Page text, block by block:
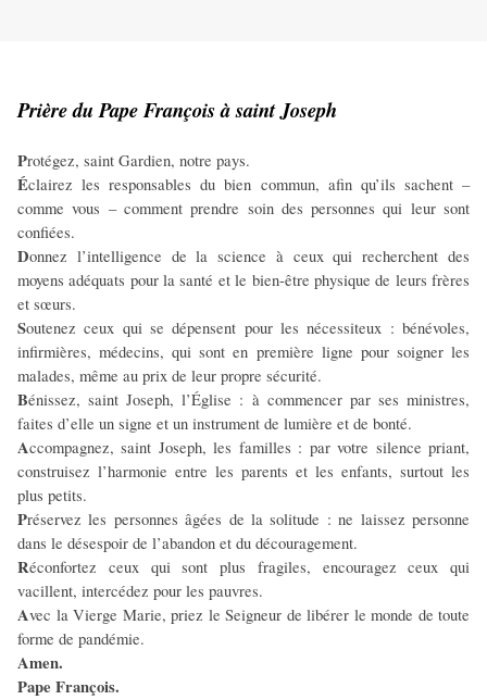
Prière du Pape François à saint Joseph
Protégez, saint Gardien, notre pays.
Éclairez les responsables du bien commun, afin qu’ils sachent –
comme vous – comment prendre soin des personnes qui leur sont
confiées.
Donnez l’intelligence de la science à ceux qui recherchent des
moyens adéquats pour la santé et le bien-être physique de leurs frères
et sœurs.
Soutenez ceux qui se dépensent pour les nécessiteux : bénévoles,
infirmières, médecins, qui sont en première ligne pour soigner les
malades, même au prix de leur propre sécurité.
Bénissez, saint Joseph, l’Église : à commencer par ses ministres,
faites d’elle un signe et un instrument de lumière et de bonté.
Accompagnez, saint Joseph, les familles : par votre silence priant,
construisez l’harmonie entre les parents et les enfants, surtout les
plus petits.
Préservez les personnes âgées de la solitude : ne laissez personne
dans le désespoir de l’abandon et du découragement.
Réconfortez ceux qui sont plus fragiles, encouragez ceux qui
vacillent, intercédez pour les pauvres.
Avec la Vierge Marie, priez le Seigneur de libérer le monde de toute
forme de pandémie.
Amen.
Pape François.